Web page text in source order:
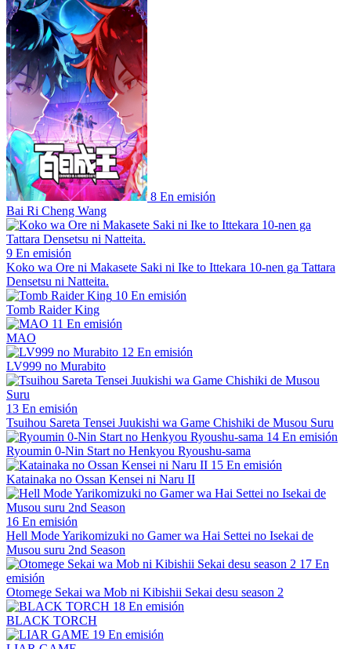
8 En emisión
Bai Ri Cheng Wang
9 En emisión
Koko wa Ore ni Makasete Saki ni Ike to Ittekara 10-nen ga Tattara
Densetsu ni Natteita.
10 En emisión
Tomb Raider King
11 En emisión
MAO
12 En emisión
LV999 no Murabito
13 En emisión
Tsuihou Sareta Tensei Juukishi wa Game Chishiki de Musou Suru
14 En emisión
Ryoumin 0-Nin Start no Henkyou Ryoushu-sama
15 En emisión
Katainaka no Ossan Kensei ni Naru II
16 En emisión
Hell Mode Yarikomizuki no Gamer wa Hai Settei no Isekai de
Musou suru 2nd Season
17 En
emisión
Otomege Sekai wa Mob ni Kibishii Sekai desu season 2
18 En emisión
BLACK TORCH
19 En emisión